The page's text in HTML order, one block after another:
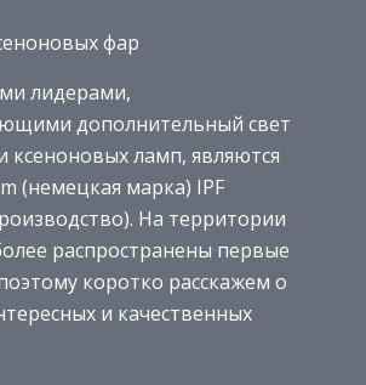
фар
лидерами,
дополнительный свет
ламп, являются
(немецкая марка) IPF
На территории
распространены первые
коротко расскажем о
и качественных